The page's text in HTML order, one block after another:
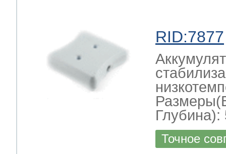
холод.камер RID:7877
Глубина):
Точное